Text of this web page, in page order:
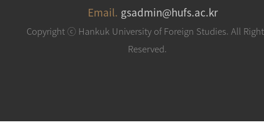
Email. gsadmin@hufs.ac.kr
Copyright ⓒ Hankuk University of Foreign Studies. All
Reserved.